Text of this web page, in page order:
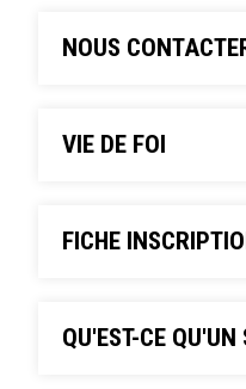
NOUS
VIE DE FOI
FICHE
QU'EST-CE